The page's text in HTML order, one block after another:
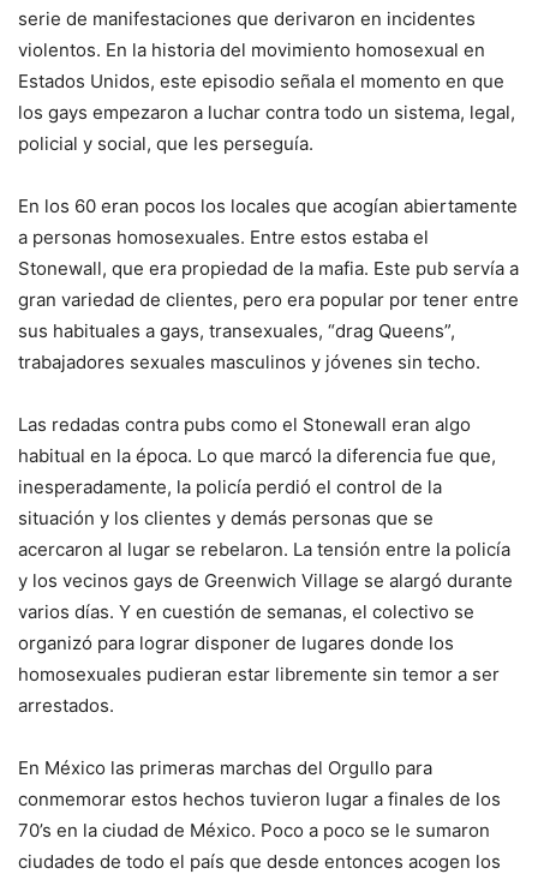
serie de manifestaciones que derivaron en incidentes
violentos. En la historia del movimiento homosexual en
Estados Unidos, este episodio señala el momento en que
los gays empezaron a luchar contra todo un sistema, legal,
policial y social, que les perseguía.
En los 60 eran pocos los locales que acogían abiertamente
a personas homosexuales. Entre estos estaba el
Stonewall, que era propiedad de la mafia. Este pub servía a
gran variedad de clientes, pero era popular por tener entre
sus habituales a gays, transexuales, “drag Queens”,
trabajadores sexuales masculinos y jóvenes sin techo.
Las redadas contra pubs como el Stonewall eran algo
habitual en la época. Lo que marcó la diferencia fue que,
inesperadamente, la policía perdió el control de la
situación y los clientes y demás personas que se
acercaron al lugar se rebelaron. La tensión entre la policía
y los vecinos gays de Greenwich Village se alargó durante
varios días. Y en cuestión de semanas, el colectivo se
organizó para lograr disponer de lugares donde los
homosexuales pudieran estar libremente sin temor a ser
arrestados.
En México las primeras marchas del Orgullo para
conmemorar estos hechos tuvieron lugar a finales de los
70’s en la ciudad de México. Poco a poco se le sumaron
ciudades de todo el país que desde entonces acogen los